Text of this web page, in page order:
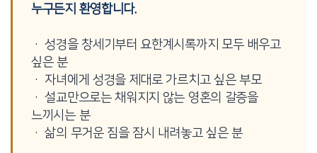
누구든지 환영합니다.
· 성경을 창세기부터 요한계시록까지 모두 배우고
싶은 분
· 자녀에게 성경을 제대로 가르치고 싶은 부모
· 설교만으로는 채워지지 않는 영혼의 갈증을
느끼시는 분
· 삶의 무거운 짐을 잠시 내려놓고 싶은 분